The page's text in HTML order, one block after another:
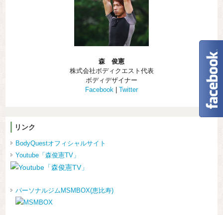
森 俊憲
株式会社ボディクエスト代表
ボディデザイナー
Facebook
Twitter
リンク
BodyQuestオフィシャルサイト
Youtube「森俊憲TV」
パーソナルジムMSMBOX(恵比寿)